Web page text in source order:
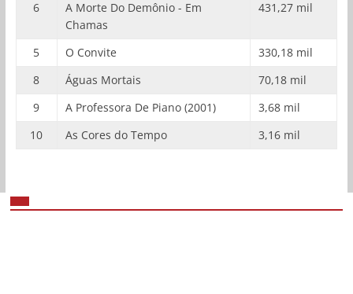
6
A Morte Do Demônio - Em
Chamas
431,27 mil
5 O Convite
330,18 mil
8
Águas Mortais
70,18 mil
9
A Professora De Piano (2001)
3,68 mil
10
As Cores do Tempo 3,16 mil